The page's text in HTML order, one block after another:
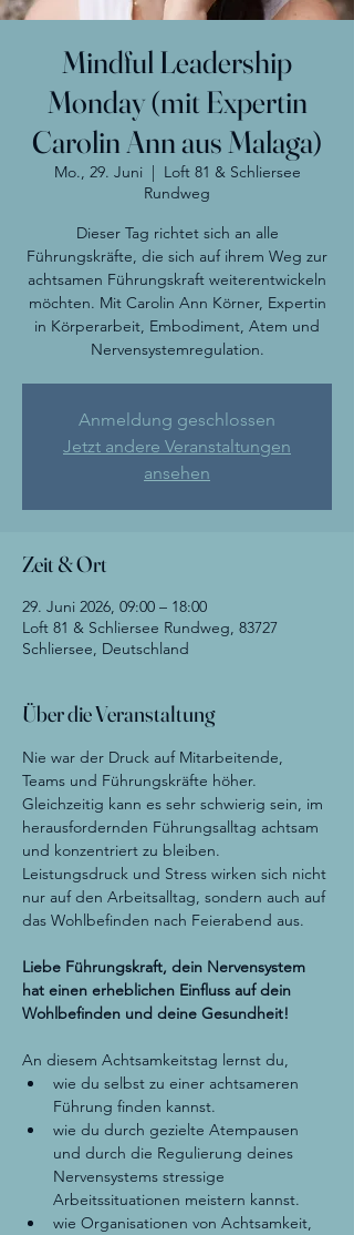
Mindful Leadership
Monday (mit Expertin
Carolin Ann aus Malaga)
Mo., 29. Juni
  |
Loft 81 & Schliersee
Rundweg
Dieser Tag richtet sich an alle
Führungskräfte, die sich auf ihrem Weg zur
achtsamen Führungskraft weiterentwickeln
möchten. Mit Carolin Ann Körner, Expertin
in Körperarbeit, Embodiment, Atem und
Nervensystemregulation.
Anmeldung geschlossen
Jetzt andere Veranstaltungen
ansehen
Zeit & Ort
29. Juni 2026, 09:00 – 18:00
Loft 81 & Schliersee Rundweg, 83727
Schliersee, Deutschland
Über die Veranstaltung
Nie war der Druck auf Mitarbeitende,
Teams und Führungskräfte höher.
Gleichzeitig kann es sehr schwierig sein, im
herausfordernden Führungsalltag achtsam
und konzentriert zu bleiben.
Leistungsdruck und Stress wirken sich nicht
nur auf den Arbeitsalltag, sondern auch auf
das Wohlbefinden nach Feierabend aus.
Liebe Führungskraft, dein Nervensystem
hat einen erheblichen Einfluss auf dein
Wohlbefinden und deine Gesundheit!
An diesem Achtsamkeitstag lernst du,
wie du selbst zu einer achtsameren
Führung finden kannst.
wie du durch gezielte Atempausen
und durch die Regulierung deines
Nervensystems stressige
Arbeitssituationen meistern kannst.
wie Organisationen von Achtsamkeit,